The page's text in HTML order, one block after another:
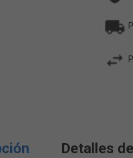
Detalles